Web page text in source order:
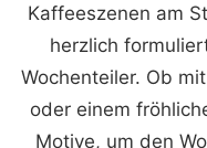
Kaffeeszenen am
herzlich
Wochenteiler. Ob
oder einem
Motive, um den